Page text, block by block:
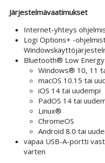
Järjestelmävaatimukset
Internet-yhteys
Logi Options+ -
Bluetooth® Low
Windows® 10, 11
macOS 10.15 tai
iOS 14 tai uudempi
PadOS 14 tai
Linux®
ChromeOS
Android 8.0 tai
vapaa USB-A-portti
varten